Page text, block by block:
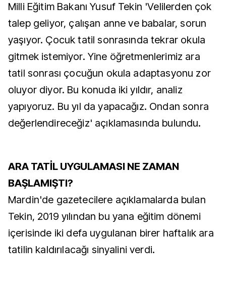
Milli Eğitim Bakanı Yusuf Tekin 'Velilerden çok
talep geliyor, çalışan anne ve babalar, sorun
yaşıyor. Çocuk tatil sonrasında tekrar okula
gitmek istemiyor. Yine öğretmenlerimiz ara
tatil sonrası çocuğun okula adaptasyonu zor
oluyor diyor. Bu konuda iki yıldır, analiz
yapıyoruz. Bu yıl da yapacağız. Ondan sonra
değerlendireceğiz' açıklamasında bulundu.
ARA TATİL UYGULAMASI NE ZAMAN
BAŞLAMIŞTI?
Mardin'de gazetecilere açıklamalarda bulan
Tekin, 2019 yılından bu yana eğitim dönemi
içerisinde iki defa uygulanan birer haftalık ara
tatilin kaldırılacağı sinyalini verdi.